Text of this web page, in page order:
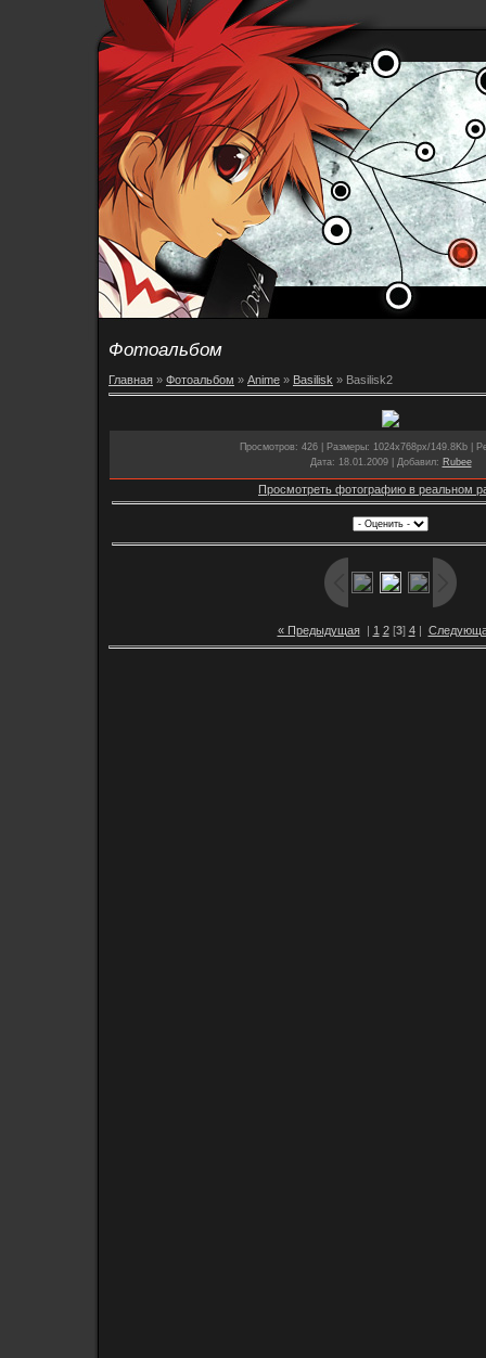
Фотоальбом
Главная » Фотоальбом » Anime » Basilisk » Basilisk2
Просмотров: 426 | Размеры: 1024x768px/149.8Kb |
Дата: 18.01.2009 | Добавил: Rubee
Просмотреть фотографию в реальном
« Предыдущая| 1 2[3] 4|